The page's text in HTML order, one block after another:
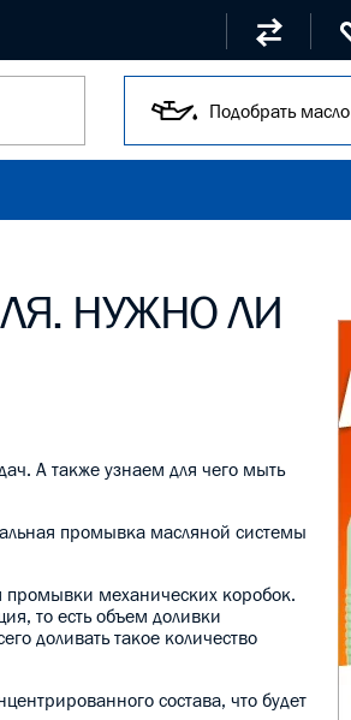
Подобрать масло
НУЖНО ЛИ
А также узнаем для чего мыть
промывка масляной системы
промывки механических коробок.
то есть объем доливки
доливать такое количество
состава, что будет